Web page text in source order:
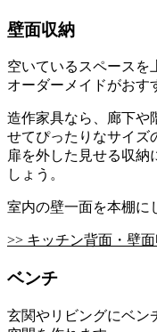
壁面収納
空いているスペースを
オーダーメイドがおす
造作家具なら、廊下や
せてぴったりなサイズ
扉を外した見せる収納
しょう。
室内の壁一面を本棚に
>> キッチン背面・壁
ベンチ
玄関やリビングにベン